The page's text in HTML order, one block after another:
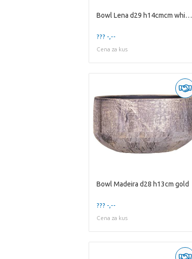
Bowl Lena d29 h14cmcm white matte
??? -,--
Cena za kus
Bowl Madeira d28 h13cm gold
??? -,--
Cena za kus